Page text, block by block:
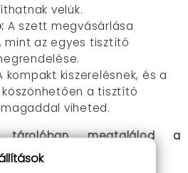
velük.
A szett megvásárlása
mint az egyes tisztító
kompakt kiszerelésnek, és a
a tisztító
viheted.
tárolóban megtalálod a